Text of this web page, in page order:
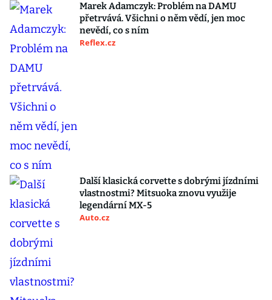
Marek Adamczyk: Problém na DAMU
přetrvává. Všichni o něm vědí, jen moc
nevědí, co s ním
Reflex.cz
Další klasická corvette s dobrými jízdními
vlastnostmi? Mitsuoka znovu využije
legendární MX-5
Auto.cz